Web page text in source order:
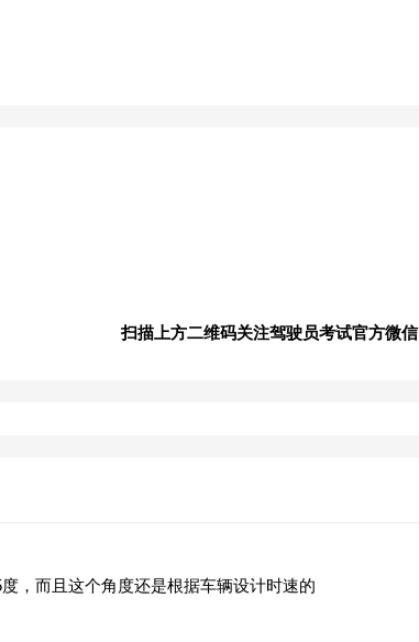
扫描上方二维码关注驾驶员考试官方微信
，而且这个角度还是根据车辆设计时速的